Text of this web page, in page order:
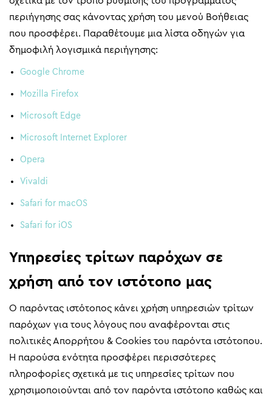
περιήγησης σας κάνοντας χρήση του μενού Βοήθειας
που προσφέρει. Παραθέτουμε μια λίστα οδηγών για
δημοφιλή λογισμικά περιήγησης:
Google Chrome
Mozilla Firefox
Microsoft Edge
Microsoft Internet Explorer
Opera
Vivaldi
Safari for macOS
Safari for iOS
Υπηρεσίες τρίτων παρόχων σε
χρήση από τον ιστότοπο μας
Ο παρόντας ιστότοπος κάνει χρήση υπηρεσιών τρίτων
παρόχων για τους λόγους που αναφέρονται στις
πολιτικές Απορρήτου & Cookies του παρόντα ιστότοπου.
Η παρούσα ενότητα προσφέρει περισσότερες
πληροφορίες σχετικά με τις υπηρεσίες τρίτων που
χρησιμοποιούνται από τον παρόντα ιστότοπο καθώς και